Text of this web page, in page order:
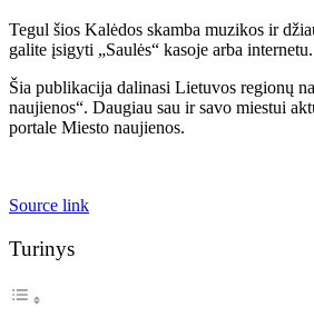
Tegul šios Kalėdos skamba muzikos ir
galite įsigyti „Saulės“ kasoje arba internetu.
Šia publikacija dalinasi Lietuvos regionų
naujienos“. Daugiau sau ir savo miestui
portale Miesto naujienos.
Source link
Turinys